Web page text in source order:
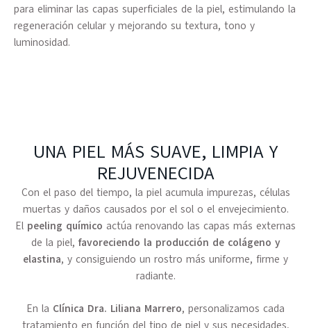
para eliminar las capas superficiales de la piel, estimulando la
regeneración celular y mejorando su textura, tono y
luminosidad.
UNA PIEL MÁS SUAVE, LIMPIA Y
REJUVENECIDA
Con el paso del tiempo, la piel acumula impurezas, células
muertas y daños causados por el sol o el envejecimiento.
El peeling químico actúa renovando las capas más externas
de la piel, favoreciendo la producción de colágeno y
elastina, y consiguiendo un rostro más uniforme, firme y
radiante.
En la Clínica Dra. Liliana Marrero, personalizamos cada
tratamiento en función del tipo de piel y sus necesidades,